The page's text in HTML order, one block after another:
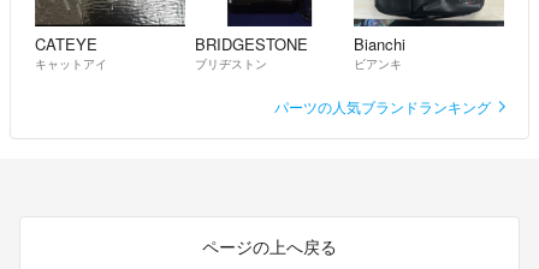
CATEYE
キャットアイ
BRIDGESTONE
ブリヂストン
Bianchi
ビアンキ
パーツの人気ブランドランキング
ページの上へ戻る